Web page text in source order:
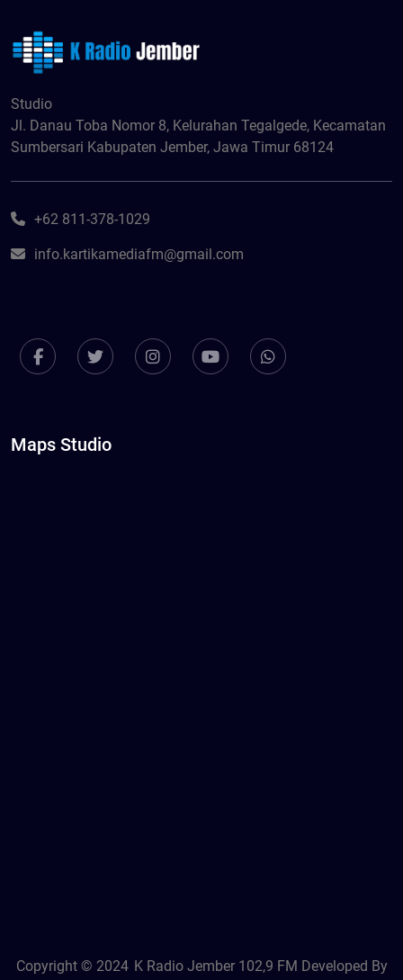
Studio
Jl. Danau Toba Nomor 8, Kelurahan Tegalgede, Kecamatan
Sumbersari Kabupaten Jember, Jawa Timur 68124
+62 811-378-1029
info.kartikamediafm@gmail.com
Maps Studio
Copyright © 2024 K Radio Jember 102,9 FM Developed By